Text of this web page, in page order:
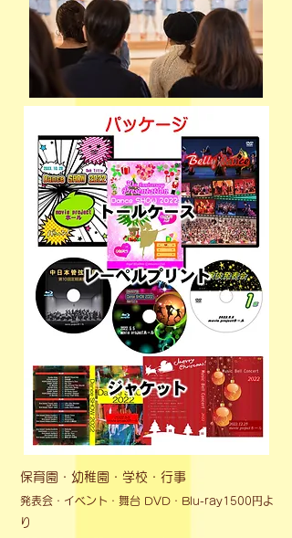
保育園・幼稚園・学校・行事
発表会・イベント・ 舞台 DVD・Blu-ray1500 円 よ
り